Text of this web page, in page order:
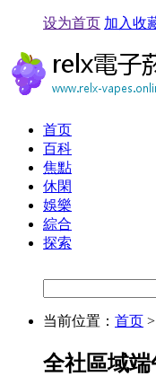
设为首页 加入收
首页
百科
焦點
休閑
娛樂
綜合
探索
当前位置： 首页 >
全社區域